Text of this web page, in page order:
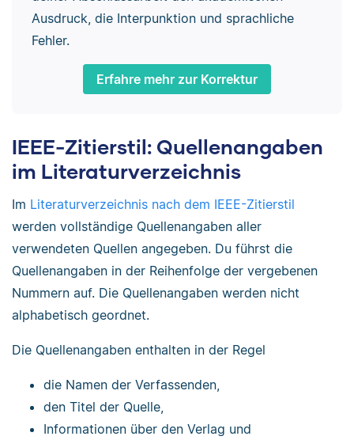
Ausdruck, die Interpunktion und sprachliche
Fehler.
Erfahre mehr zur Korrektur
IEEE-Zitierstil: Quellenangaben
im Literaturverzeichnis
Im Literaturverzeichnis nach dem IEEE-Zitierstil
werden vollständige Quellenangaben aller
verwendeten Quellen angegeben. Du führst die
Quellenangaben in der Reihenfolge der vergebenen
Nummern auf. Die Quellenangaben werden nicht
alphabetisch geordnet.
Die Quellenangaben enthalten in der Regel
die Namen der Verfassenden,
den Titel der Quelle,
Informationen über den Verlag und